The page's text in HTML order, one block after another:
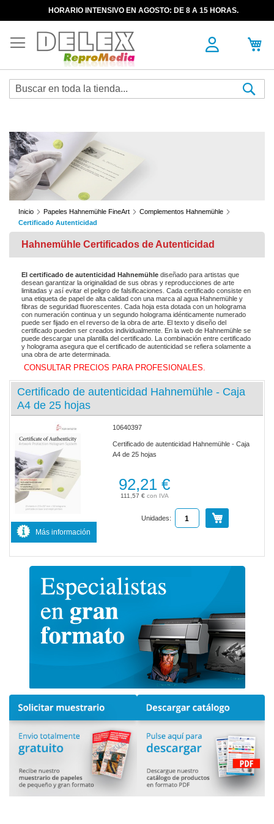
HORARIO INTENSIVO EN AGOSTO: DE 8 A 15 HORAS.
Inicio Papeles Hahnemühle FineArt
Complementos Hahnemühle
Certificado Autenticidad
Hahnemühle Certificados de Autenticidad
El certificado de autenticidad Hahnemühle diseñado para artistas que
desean garantizar la originalidad de sus obras y reproducciones de arte
limitadas y así evitar el peligro de falsificaciones. Cada certificado consiste en
una etiqueta de papel de alta calidad con una marca al agua Hahnemühle y
fibras de seguridad fluorescentes. Cada hoja esta dotada con un holograma
con numeración continua y un segundo holograma idénticamente numerado
puede ser fijado en el reverso de la obra de arte. El texto y diseño del
certificado pueden ser creados individualmente. En la web de Hahnemühle se
puede descargar una plantilla del certificado. La combinación entre certificado
y holograma asegura que el certificado de autenticidad se refiera solamente a
una obra de arte determinada.
CONSULTAR PRECIOS PARA PROFESIONALES.
Certificado de autenticidad Hahnemühle - Caja
A4 de 25 hojas
Más información
10640397
Certificado de autenticidad Hahnemühle - Caja
A4 de 25 hojas
111,57 €
92,21 €
Unidades: